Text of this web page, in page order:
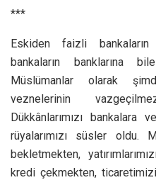
***
Eskiden faizli
bankaların banklarına
Müslümanlar olarak
veznelerinin
Dükkânlarımızı bankalara
rüyalarımızı süsler oldu.
bekletmekten,
kredi çekmekten,